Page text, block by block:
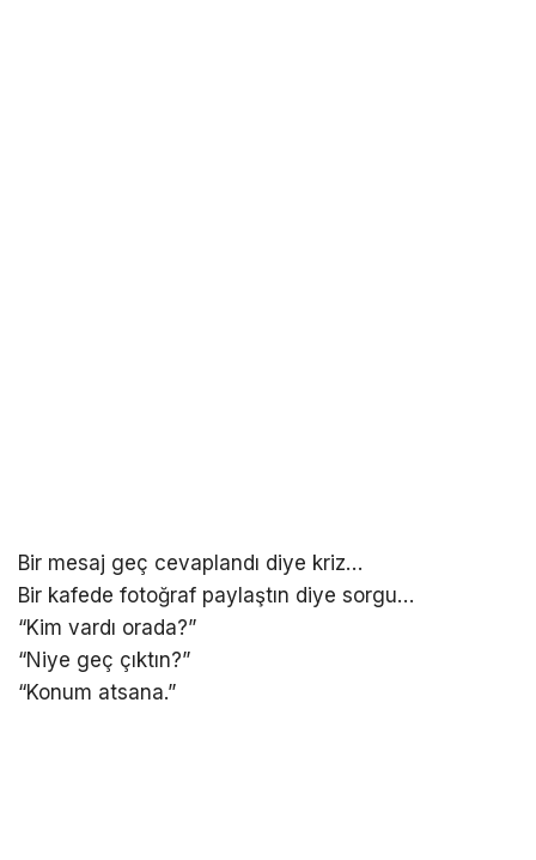
Bir mesaj geç cevaplandı diye kriz…
Bir kafede fotoğraf paylaştın diye sorgu…
“Kim vardı orada?”
“Niye geç çıktın?”
“Konum atsana.”